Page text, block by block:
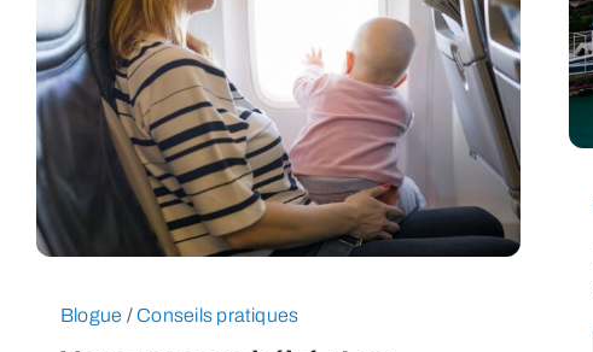
Blogue /Conseils pratiques